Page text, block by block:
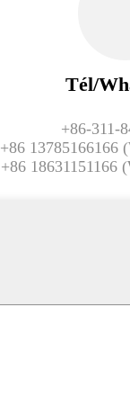
Tél/
+86-311-
+86 13785166166
+86 18631151166